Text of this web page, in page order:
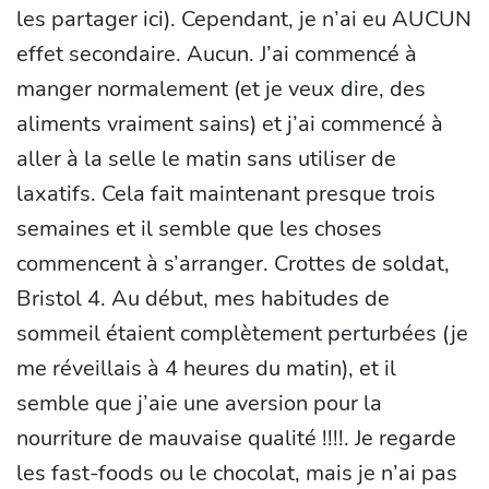
les partager ici). Cependant, je n’ai eu AUCUN
effet secondaire. Aucun. J’ai commencé à
manger normalement (et je veux dire, des
aliments vraiment sains) et j’ai commencé à
aller à la selle le matin sans utiliser de
laxatifs. Cela fait maintenant presque trois
semaines et il semble que les choses
commencent à s’arranger. Crottes de soldat,
Bristol 4. Au début, mes habitudes de
sommeil étaient complètement perturbées (je
me réveillais à 4 heures du matin), et il
semble que j’aie une aversion pour la
nourriture de mauvaise qualité !!!!. Je regarde
les fast-foods ou le chocolat, mais je n’ai pas